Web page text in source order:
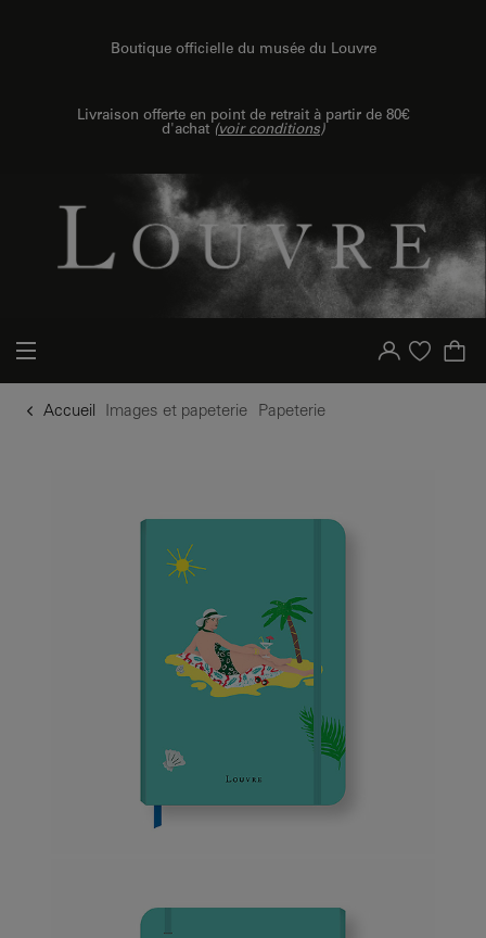
Boutique officielle du musée du Louvre
Livraison offerte en point de retrait à partir de 80€
d'achat (voir conditions)
Votre compte
Liste d'achat
Accueil Images et papeterie Papeterie